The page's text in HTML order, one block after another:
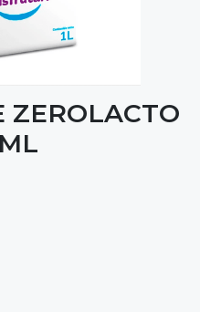
ZEROLACTO